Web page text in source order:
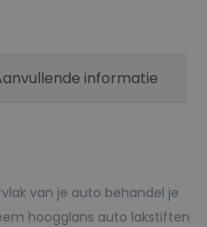
informatie
van je auto behandel je
hoogglans auto lakstiften